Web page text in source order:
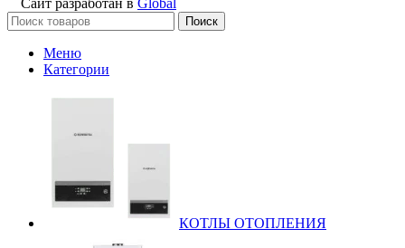
Сайт разработан в Global
Поиск
Меню
Категории
КОТЛЫ ОТОПЛЕНИЯ